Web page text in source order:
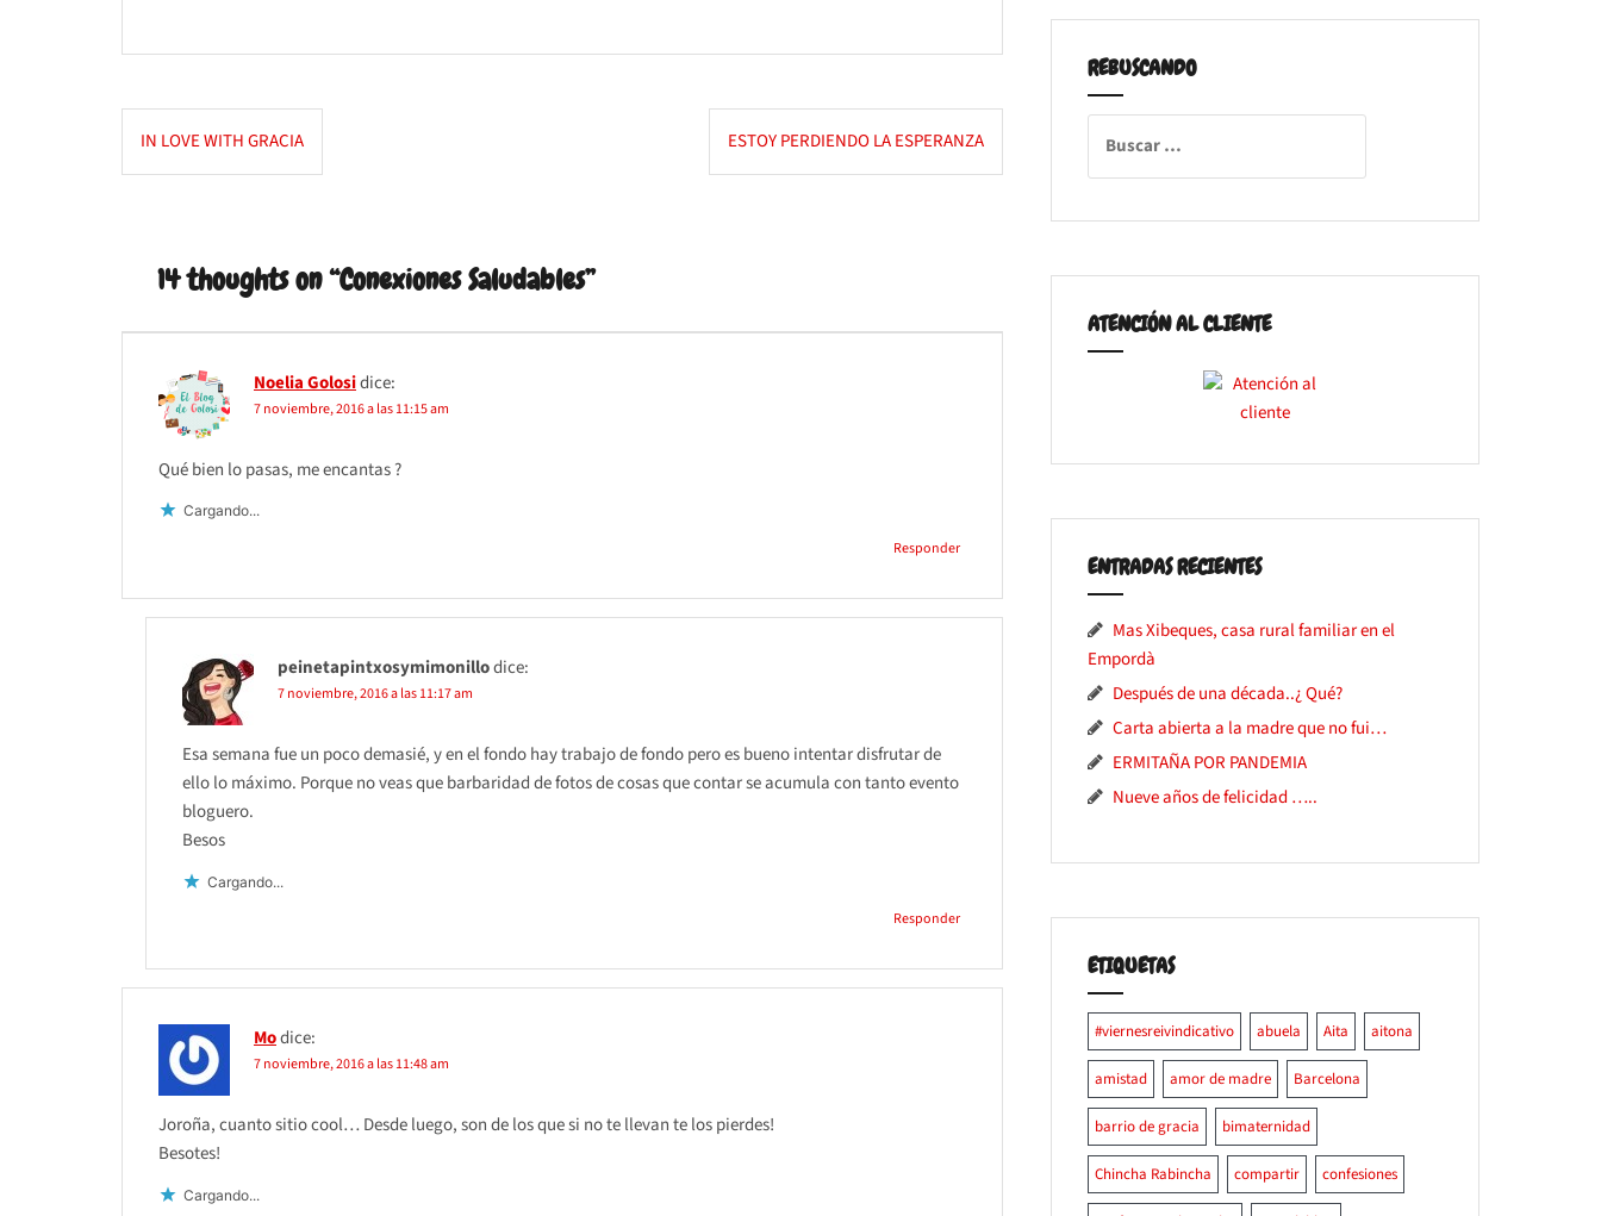
Navegación
de
IN LOVE WITH GRACIA ESTOY PERDIENDO LA ESPERANZA
14 thoughts on “Conexiones Saludables”
Noelia Golosidice:
7 noviembre, 2016 a las 11:15 am
Qué bien lo pasas, me encantas ?
Cargando...
Responder
peinetapintxosymimonillodice:
7 noviembre, 2016 a las 11:17 am
Esa semana fue un poco demasié, y en el fondo hay trabajo de fondo pero es bueno intentar disfrutar de
ello lo máximo. Porque no veas que barbaridad de fotos de cosas que contar se acumula con tanto evento
bloguero.
Besos
Cargando...
Responder
Modice:
7 noviembre, 2016 a las 11:48 am
Joroña, cuanto sitio cool… Desde luego, son de los que si no te llevan te los pierdes!
Besotes!
Cargando...
REBUSCANDO
ATENCIÓN AL CLIENTE
ENTRADAS RECIENTES
Mas Xibeques, casa rural familiar en el
Empordà
Después de una década..¿ Qué?
Carta abierta a la madre que no fui…
ERMITAÑA POR PANDEMIA
Nueve años de felicidad …..
ETIQUETAS
#viernesreivindicativo abuela Aita aitona
amistad amor de madre Barcelona
barrio de gracia bimaternidad
Chincha Rabincha compartir confesiones